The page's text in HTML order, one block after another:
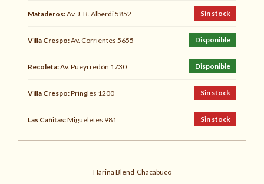
Mataderos:Av. J. B. Alberdi 5852 Sin stock
Villa Crespo:Av. Corrientes 5655 Disponible
Recoleta:Av. Pueyrredón 1730 Disponible
Villa Crespo:Pringles 1200 Sin stock
Las Cañitas:Migueletes 981 Sin stock
Harina Blend Chacabuco